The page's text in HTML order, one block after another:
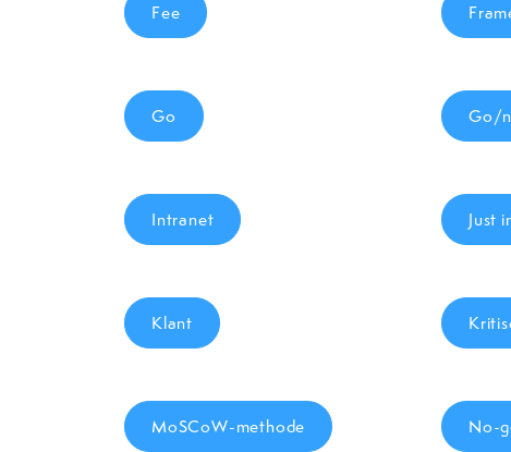
Fee
Go Go/
Intranet Just
Klant
MoSCoW-methode No-